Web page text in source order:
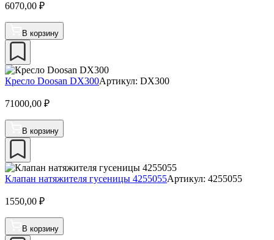
6070,00 ₽
В корзину
Кресло Doosan DX300Артикул: DX300
71000,00 ₽
В корзину
Клапан натяжителя гусеницы 4255055Артикул: 4255055
1550,00 ₽
В корзину